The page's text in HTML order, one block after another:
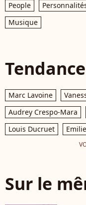
People
Musique
Marc Lavoine
Audrey Crespo-Mara
Louis Ducruet
Sur le